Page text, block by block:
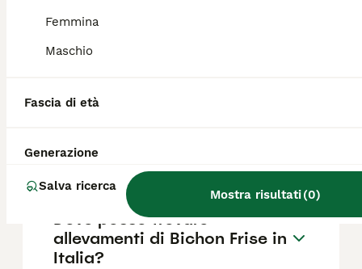
Femmina
Maschio
Fascia di età
Generazione
Salva ricerca
Mostra risultati(0)
Quanto dura la vita di un
Maltese e Bichon Frise?
Dove posso trovare
allevamenti di Bichon Frise in
Italia?